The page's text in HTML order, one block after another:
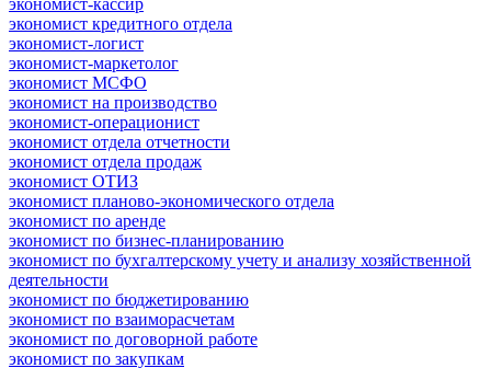
экономист кредитного отдела
экономист-логист
экономист-маркетолог
экономист МСФО
экономист на производство
экономист-операционист
экономист отдела отчетности
экономист отдела продаж
экономист ОТИЗ
экономист планово-экономического отдела
экономист по аренде
экономист по бизнес-планированию
экономист по бухгалтерскому учету и анализу хозяйственной
деятельности
экономист по бюджетированию
экономист по взаиморасчетам
экономист по договорной работе
экономист по закупкам